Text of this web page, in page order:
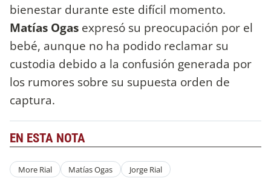
bienestar durante este difícil momento.
Matías Ogas expresó su preocupación por el
bebé, aunque no ha podido reclamar su
custodia debido a la confusión generada por
los rumores sobre su supuesta orden de
captura.
EN ESTA NOTA
More Rial Matías Ogas Jorge Rial